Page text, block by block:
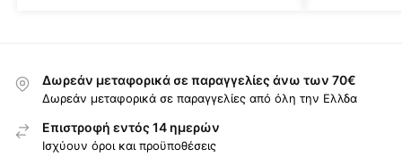
Δωρεάν μεταφορικά σε παραγγελίες άνω των 70€
Δωρεάν μεταφορικά σε παραγγελίες από όλη την Ελλδα
Επιστροφή εντός 14 ημερών
Ισχύουν όροι και προϋποθέσεις